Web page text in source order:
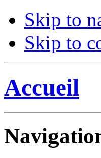
Skip to
Skip to
Accueil